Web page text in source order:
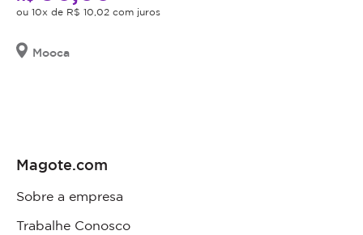
ou 10x de R$ 10,02 com juros
Mooca
Magote.com
Sobre a empresa
Trabalhe Conosco